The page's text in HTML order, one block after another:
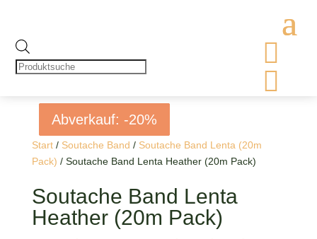
search


Start/ Soutache Band / Soutache Band Lenta (20m
Pack) / Soutache Band Lenta Heather (20m Pack)
Abverkauf: -20%
Soutache Band Lenta
Heather (20m Pack)
Abverkauf: -20%
Abverkauf: -20%
Abverkauf: -20%